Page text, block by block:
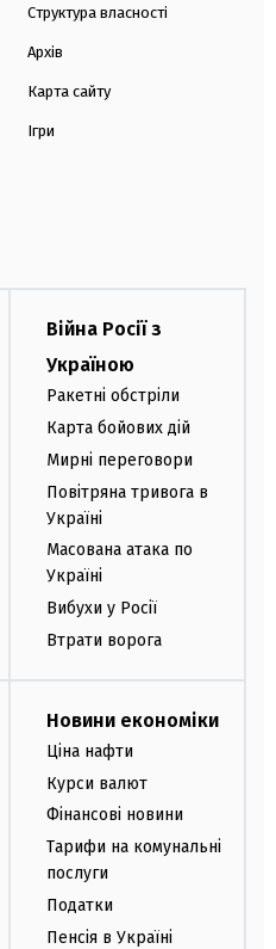
Структура власності
Архів
Карта сайту
Ігри
Війна Росії з
Україною
Ракетні обстріли
Карта бойових дій
Мирні переговори
Повітряна тривога в
Україні
Масована атака по
Україні
Вибухи у Росії
Втрати ворога
Новини економіки
Ціна нафти
Курси валют
Фінансові новини
Тарифи на комунальні
послуги
Податки
Пенсія в Україні